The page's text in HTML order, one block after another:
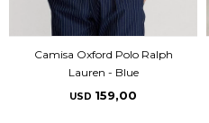
Camisa Oxford Polo Ralph
Lauren - Blue
USD 159,00